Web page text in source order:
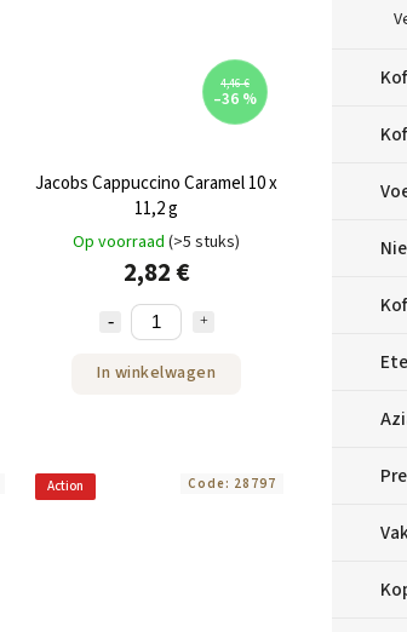
4,46 €
–36 %
Jacobs Cappuccino Caramel 10 x
11,2 g
Op voorraad (>5 stuks)
2,82 €
In winkelwagen
Action Code: 28797